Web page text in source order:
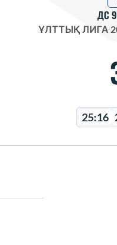
ДС
ҰЛТТЫҚ ЛИГА
25:16